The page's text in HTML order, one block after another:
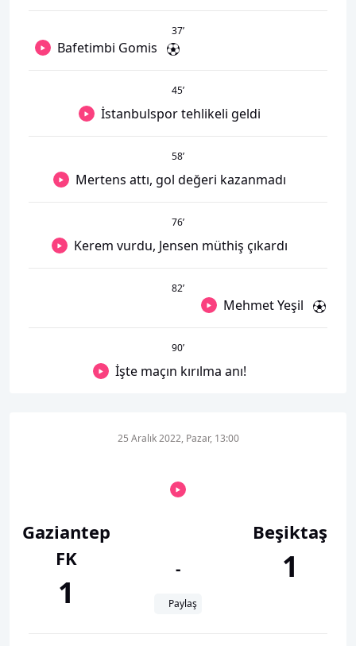
37’
Bafetimbi Gomis
45’
İstanbulspor tehlikeli geldi
58’
Mertens attı, gol değeri kazanmadı
76’
Kerem vurdu, Jensen müthiş çıkardı
82’
Mehmet Yeşil
90’
İşte maçın kırılma anı!
Gaziantep
FK
1
25 Aralık 2022, Pazar, 13:00
-
Paylaş
Beşiktaş
1